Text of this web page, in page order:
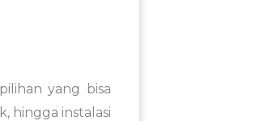
yang bisa
hingga instalasi